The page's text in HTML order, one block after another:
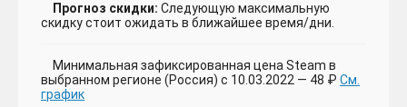
Прогноз скидки: Следующую максимальную
скидку стоит ожидать в ближайшее время/дни.
Минимальная зафиксированная цена Steam в
выбранном регионе (Россия) с 10.03.2022 — 48 ₽ См.
график